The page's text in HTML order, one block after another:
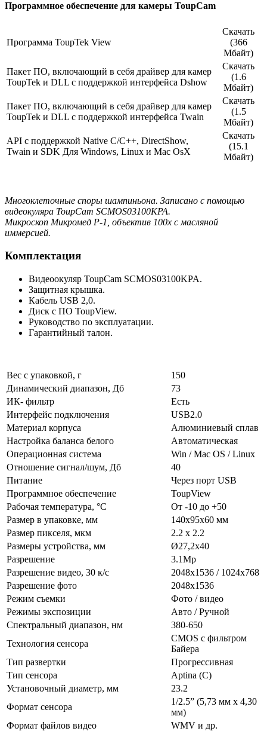
Программное обеспечение для камеры ToupCam
Программа ToupTek View
Скачать
(366
Мбайт)
Пакет ПО, включающий в себя драйвер для камер
ToupTek и DLL с поддержкой интерфейса Dshow
Скачать
(1.6
Мбайт)
Пакет ПО, включающий в себя драйвер для камер
ToupTek и DLL с поддержкой интерфейса Twain
Скачать
(1.5
Мбайт)
API с поддержкой Native C/C++, DirectShow,
Twain и SDK Для Windows, Linux и Mac OsX
Скачать
(15.1
Мбайт)
Многоклеточные споры шампиньона. Записано с помощью
видеокуляра ToupCam SCMOS03100KPA.
Микроскоп Микромед Р-1, объектив 100х с масляной
иммерсией.
Комплектация
Видеоокуляр ToupCam SCMOS03100KPA.
Защитная крышка.
Кабель USB 2,0.
Диск с ПО ToupView.
Руководство по эксплуатации.
Гарантийный талон.
Вес с упаковкой, г
150
Динамический диапазон, Дб
73
ИК- фильтр
Есть
Интерфейс подключения
USB2.0
Материал корпуса
Алюминиевый сплав
Настройка баланса белого
Автоматическая
Операционная система
Win / Mac OS / Linux
Отношение сигнал/шум, Дб
40
Питание
Через порт USB
Программное обеспечение
ToupView
Рабочая температура, °С
От -10 до +50
Размер в упаковке, мм
140х95х60 мм
Размер пикселя, мкм
2.2 x 2.2
Размеры устройства, мм
Ø27,2х40
Разрешение
3.1Мр
Разрешение видео, 30 к/с
2048х1536 / 1024х768
Разрешение фото
2048х1536
Режим съемки
Фото / видео
Режимы экспозиции
Авто / Ручной
Спектральный диапазон, нм
380-650
Технология сенсора
CMOS с фильтром
Байера
Тип развертки
Прогрессивная
Тип сенсора
Aptina (С)
Установочный диаметр, мм
23.2
Формат сенсора
1/2.5” (5,73 мм х 4,30
мм)
Формат файлов видео
WMV и др.